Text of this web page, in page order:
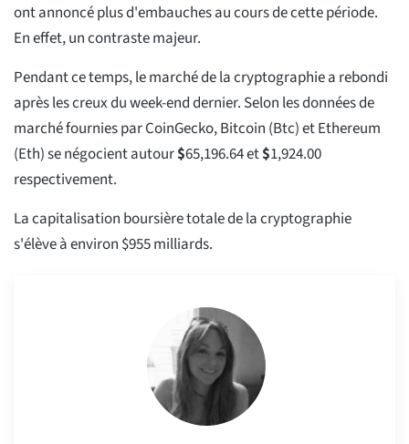
ont annoncé plus d'embauches au cours de cette période.
En effet, un contraste majeur.
Pendant ce temps, le marché de la cryptographie a rebondi
après les creux du week-end dernier. Selon les données de
marché fournies par CoinGecko, Bitcoin (Btc) et Ethereum
(Eth) se négocient autour$65,196.64et$1,924.00
respectivement.
La capitalisation boursière totale de la cryptographie
s'élève à environ $955 milliards.